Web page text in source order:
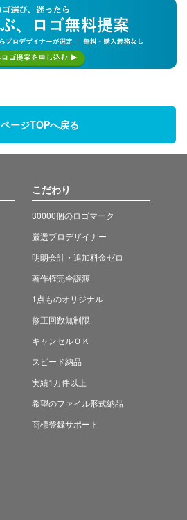
ページTOPへ戻る
こだわり
30000個のロゴマーク
厳選プロデザイナー
明朗会計・追加料金ゼロ
著作権完全譲渡
1点ものオリジナル
修正回数無制限
キャンセルＯＫ
スピード納品
実績1万件以上
希望のファイル形式納品
商標登録サポート